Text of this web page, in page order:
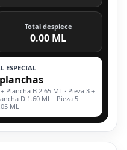
Total despiece
0.00 ML
ESPECIAL
Plancha B 2.65 ML · Pieza 3 +
D 1.60 ML · Pieza 5 ·
ML